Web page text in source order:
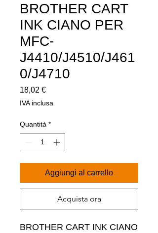
BROTHER CART
INK CIANO PER
MFC-
J4410/J4510/J461
0/J4710
18,02 €Prezzo
IVA inclusa
Quantità *
Aggiungi al carrello
Acquista ora
BROTHER CART INK CIANO